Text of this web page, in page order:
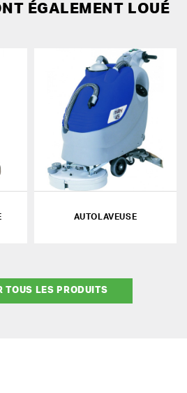
ÉGALEMENT LOUÉ
AUTOLAVEUSE
TOUS LES PRODUITS